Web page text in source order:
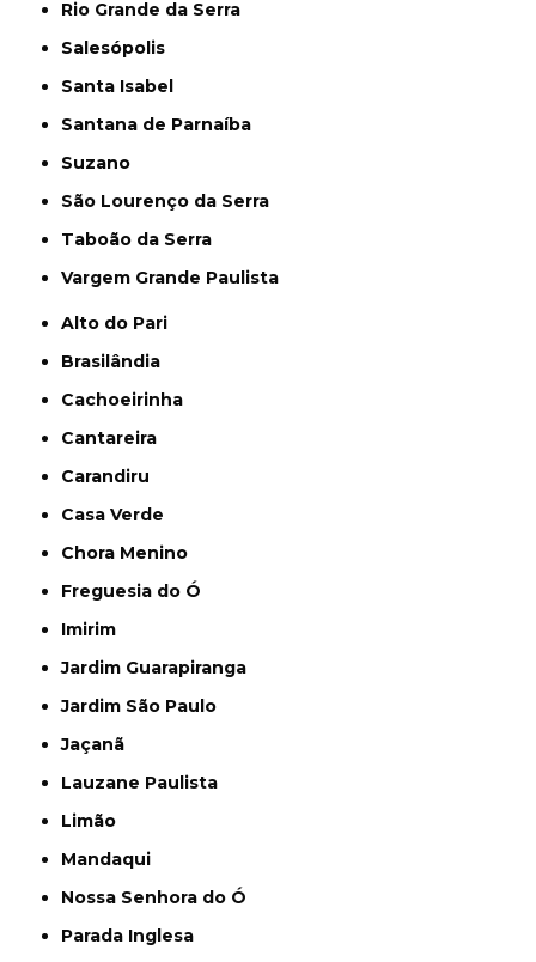
Rio Grande da Serra
Salesópolis
Santa Isabel
Santana de Parnaíba
Suzano
São Lourenço da Serra
Taboão da Serra
Vargem Grande Paulista
Alto do Pari
Brasilândia
Cachoeirinha
Cantareira
Carandiru
Casa Verde
Chora Menino
Freguesia do Ó
Imirim
Jardim Guarapiranga
Jardim São Paulo
Jaçanã
Lauzane Paulista
Limão
Mandaqui
Nossa Senhora do Ó
Parada Inglesa